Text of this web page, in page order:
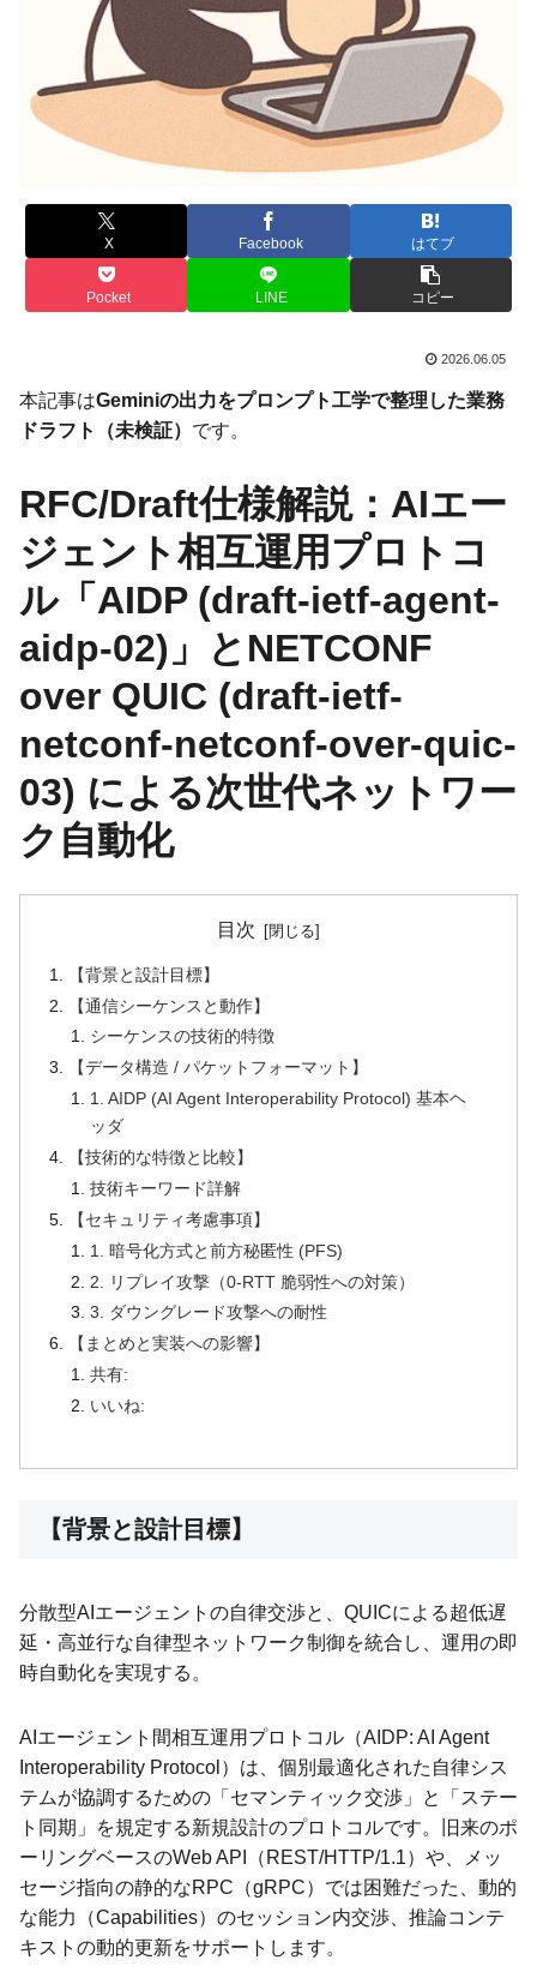
X Facebook はてブ
Pocket LINE コピー
2026.06.05
本記事はGeminiの出力をプロンプト工学で整理した業務
ドラフト（未検証） です。
RFC/Draft仕様解説：AIエー
ジェント相互運用プロトコ
ル「AIDP (draft-ietf-agent-
aidp-02)」とNETCONF
over QUIC (draft-ietf-
netconf-netconf-over-quic-
03) による次世代ネットワー
ク自動化
目次
【背景と設計目標】
【通信シーケンスと動作】
シーケンスの技術的特徴
【データ構造 / パケットフォーマット】
1. AIDP (AI Agent Interoperability Protocol) 基本ヘ
ッダ
【技術的な特徴と比較】
技術キーワード詳解
【セキュリティ考慮事項】
1. 暗号化方式と前方秘匿性 (PFS)
2. リプレイ攻撃（0-RTT 脆弱性への対策）
3. ダウングレード攻撃への耐性
【まとめと実装への影響】
共有:
いいね:
【背景と設計目標】
分散型AIエージェントの自律交渉と、QUICによる超低遅
延・高並行な自律型ネットワーク制御を統合し、運用の即
時自動化を実現する。
AIエージェント間相互運用プロトコル（AIDP: AI Agent
Interoperability Protocol）は、個別最適化された自律シス
テムが協調するための「セマンティック交渉」と「ステー
ト同期」を規定する新規設計のプロトコルです。旧来のポ
ーリングベースのWeb API（REST/HTTP/1.1）や、メッ
セージ指向の静的なRPC（gRPC）では困難だった、動的
な能力（Capabilities）のセッション内交渉、推論コンテ
キストの動的更新をサポートします。